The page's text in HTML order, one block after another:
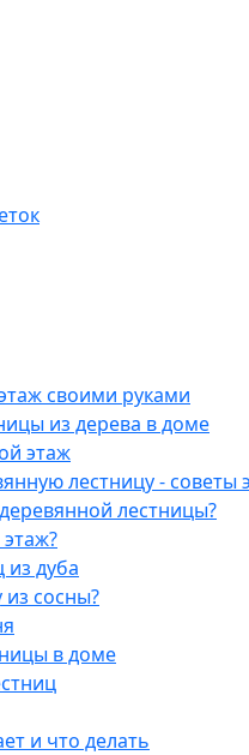
своими руками
из дерева в доме
этаж
лестницу - советы
лестницы?
из дуба
из сосны?
в доме
и что делать